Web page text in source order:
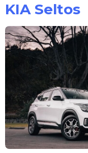
KIA Seltos